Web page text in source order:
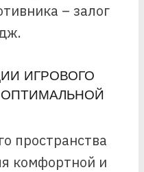
– залог
ИГРОВОГО
пространства
комфортной и